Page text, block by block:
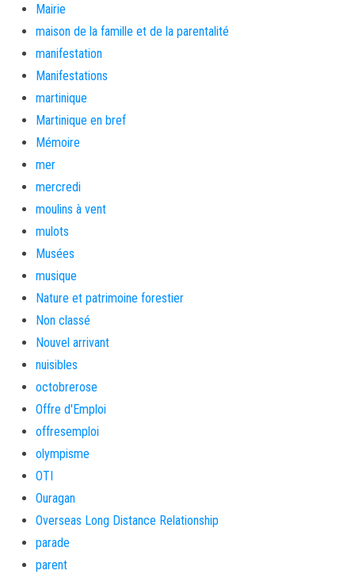
Mairie
maison de la famille et de la parentalité
manifestation
Manifestations
martinique
Martinique en bref
Mémoire
mer
mercredi
moulins à vent
mulots
Musées
musique
Nature et patrimoine forestier
Non classé
Nouvel arrivant
nuisibles
octobrerose
Offre d'Emploi
offresemploi
olympisme
OTI
Ouragan
Overseas Long Distance Relationship
parade
parent